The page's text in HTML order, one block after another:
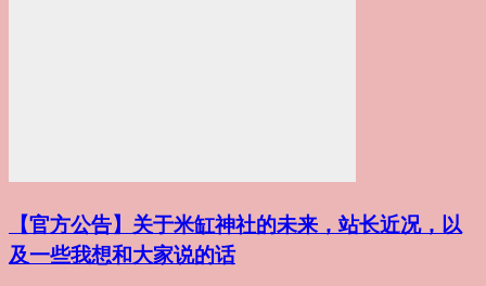
【官方公告】关于米缸神社的未来，站长近况，以
及一些我想和大家说的话